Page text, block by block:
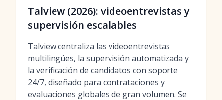
Talview (2026): videoentrevistas y
supervisión escalables
Talview centraliza las videoentrevistas
multilingües, la supervisión automatizada y
la verificación de candidatos con soporte
24/7, diseñado para contrataciones y
evaluaciones globales de gran volumen. Se